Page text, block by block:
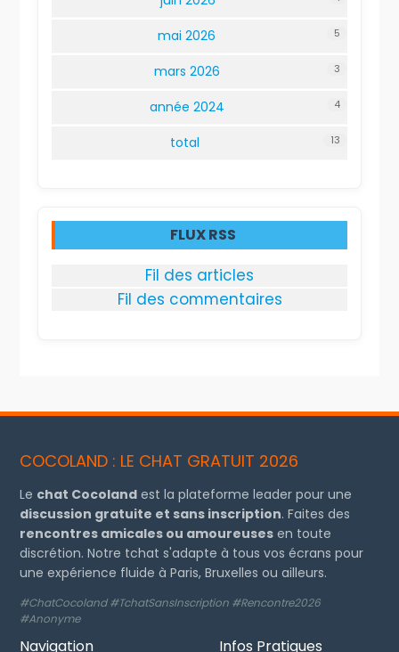
mai 2026 5
mars 2026 3
année 2024 4
total 13
FLUX RSS
Fil des articles
Fil des commentaires
COCOLAND : LE CHAT GRATUIT 2026
Le chat Cocoland est la plateforme leader pour une
discussion gratuite et sans inscription. Faites des
rencontres amicales ou amoureuses en toute
discrétion. Notre tchat s'adapte à tous vos écrans pour
une expérience fluide à Paris, Bruxelles ou ailleurs.
#ChatCocoland #TchatSansInscription #Rencontre2026
#Anonyme
Navigation Infos Pratiques